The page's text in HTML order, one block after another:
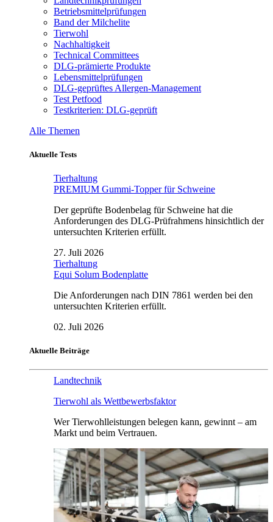
Betriebsmittelprüfungen
Band der Milchelite
Tierwohl
Nachhaltigkeit
Technical Committees
DLG-prämierte Produkte
Lebensmittelprüfungen
DLG-geprüftes Allergen-Management
Test Petfood
Testkriterien: DLG-geprüft
Alle Themen
Aktuelle Tests
Tierhaltung
PREMIUM Gummi-Topper für Schweine
Der geprüfte Bodenbelag für Schweine hat die
Anforderungen des DLG-Prüfrahmens hinsichtlich der
untersuchten Kriterien erfüllt.
27. Juli 2026
Tierhaltung
Equi Solum Bodenplatte
Die Anforderungen nach DIN 7861 werden bei den
untersuchten Kriterien erfüllt.
02. Juli 2026
Aktuelle Beiträge
Landtechnik
Tierwohl als Wettbewerbsfaktor
Wer Tierwohlleistungen belegen kann, gewinnt – am
Markt und beim Vertrauen.